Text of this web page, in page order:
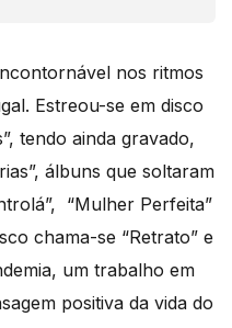
nos ritmos
Estreou-se em disco
tendo ainda gravado,
álbuns que soltaram
“Mulher Perfeita”
chama-se “Retrato” e
um trabalho em
positiva da vida do